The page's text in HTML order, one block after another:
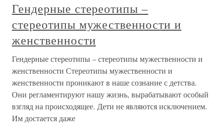
Гендерные стереотипы –
стереотипы мужественности и
женственности
Гендерные стереотипы – стереотипы мужественности и
женственности Стереотипы мужественности и
женственности проникают в наше сознание с детства.
Они регламентируют нашу жизнь, вырабатывают особый
взгляд на происходящее. Дети не являются исключением.
Им достается даже